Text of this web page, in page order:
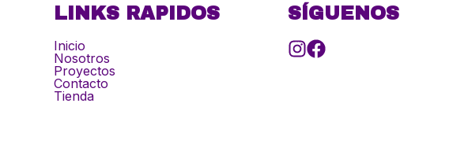
LINKS RAPIDOS
Inicio
Nosotros
Proyectos
Contacto
Tienda
SÍGUENOS